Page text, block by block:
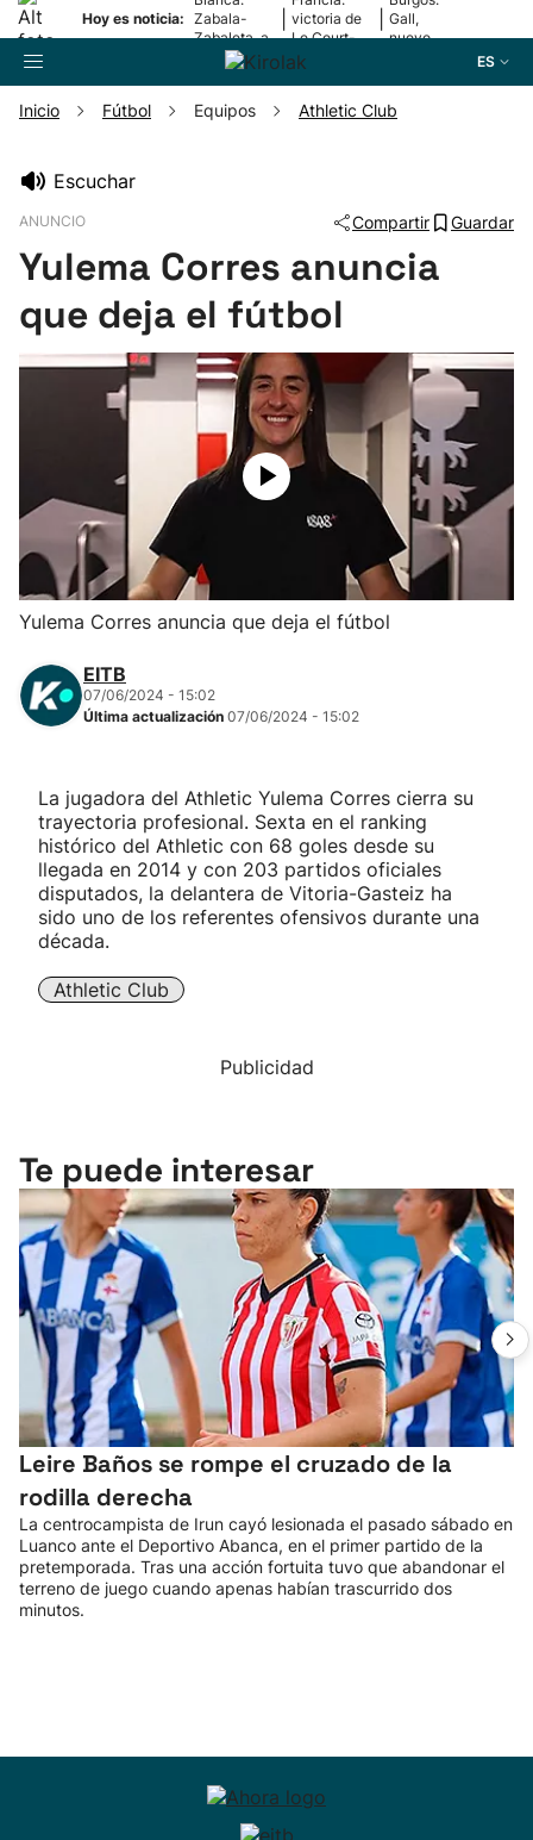
Hoy es noticia: Zabala-
Zabaleta, a
la final
victoria de
Le Court-
Pienaar
Gall,
nuevo
ES
Pelota
Remo
Ciclismo
Herri-kirolak
Balonmano
Kirolak 360
Carreras de montaña
Más deportes
Inicio Fútbol Equipos Athletic Club
Escuchar
ANUNCIO Compartir Guardar
Yulema Corres anuncia
que deja el fútbol
Yulema Corres anuncia que deja el fútbol
EITB
07/06/2024 - 15:02
Última actualización 07/06/2024 - 15:02
La jugadora del Athletic Yulema Corres cierra su
trayectoria profesional. Sexta en el ranking
histórico del Athletic con 68 goles desde su
llegada en 2014 y con 203 partidos oficiales
disputados, la delantera de Vitoria-Gasteiz ha
sido uno de los referentes ofensivos durante una
década.
Athletic Club
Publicidad
Te puede interesar
Leire Baños se rompe el cruzado de la
rodilla derecha
La centrocampista de Irun cayó lesionada el pasado sábado en
Luanco ante el Deportivo Abanca, en el primer partido de la
pretemporada. Tras una acción fortuita tuvo que abandonar el
terreno de juego cuando apenas habían trascurrido dos
minutos.